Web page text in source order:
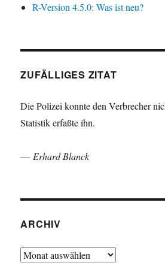
R-Version 4.5.0: Was ist neu?
ZUFÄLLIGES ZITAT
Die Polizei konnte den Verbrecher
Statistik erfaßte ihn.
— Erhard Blanck
ARCHIV
Archiv